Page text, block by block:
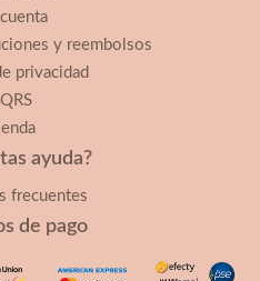
y reembolsos
privacidad
ayuda?
frecuentes
de pago